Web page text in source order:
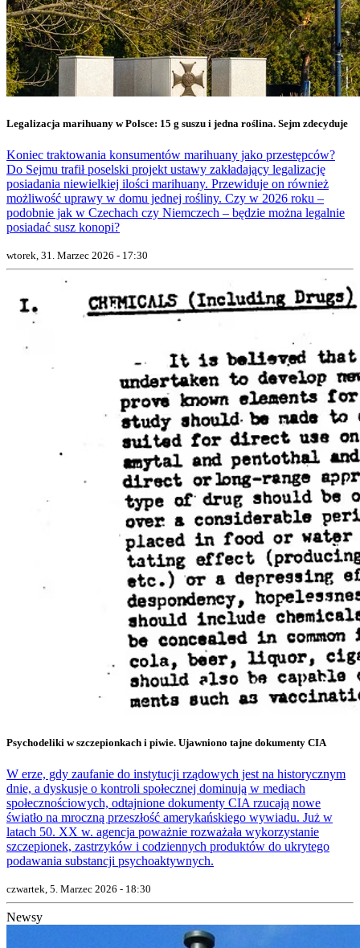
Legalizacja marihuany w Polsce: 15 g suszu i jedna roślina. Sejm zdecyduje
Koniec traktowania konsumentów marihuany jako przestępców?
Do Sejmu trafił poselski projekt ustawy zakładający legalizację
posiadania niewielkiej ilości marihuany. Przewiduje on również
możliwość uprawy w domu jednej rośliny. Czy w 2026 roku –
podobnie jak w Czechach czy Niemczech – będzie można legalnie
posiadać susz konopi?
wtorek, 31. Marzec 2026 - 17:30
Psychodeliki w szczepionkach i piwie. Ujawniono tajne dokumenty CIA
W erze, gdy zaufanie do instytucji rządowych jest na historycznym
dnie, a dyskusje o kontroli społecznej dominują w mediach
społecznościowych, odtajnione dokumenty CIA rzucają nowe
światło na mroczną przeszłość amerykańskiego wywiadu. Już w
latach 50. XX w. agencja poważnie rozważała wykorzystanie
szczepionek, zastrzyków i codziennych produktów do ukrytego
podawania substancji psychoaktywnych.
czwartek, 5. Marzec 2026 - 18:30
Newsy